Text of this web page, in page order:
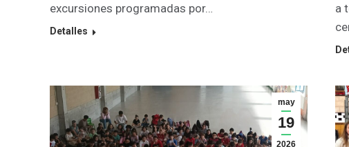
excursiones programadas por…
Detalles
a
may
19
2026